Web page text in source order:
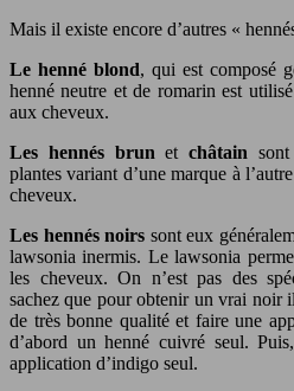
Mais il existe encore d’autres «
Le henné blond, qui est composé
henné neutre et de romarin est
aux cheveux.
Les hennés brunet châtain
plantes variant d’une marque à
cheveux.
Les hennés noirs sont eux
lawsonia inermis. Le lawsonia
les cheveux. On n’est pas des
sachez que pour obtenir un vrai noir
de très bonne qualité et faire une
d’abord un henné cuivré seul.
application d’indigo seul.